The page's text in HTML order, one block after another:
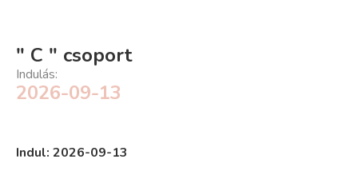
" C " csoport
Indulás:
2026-09-13
Indul: 2026-09-13